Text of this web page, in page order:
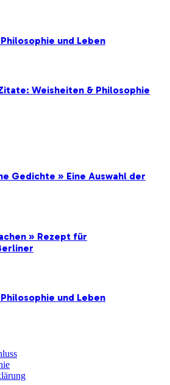
und Leben
Weisheiten & Philosophie
Gedichte » Eine Auswahl der
» Rezept für
und Leben